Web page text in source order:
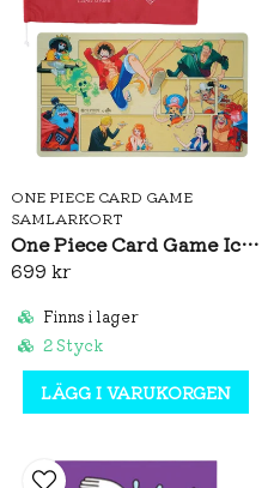
ONE PIECE CARD GAME
SAMLARKORT
One Piece Card Game Ichiban Kuji Playmat
699 kr
Finns i lager
2 Styck
LÄGG I VARUKORGEN